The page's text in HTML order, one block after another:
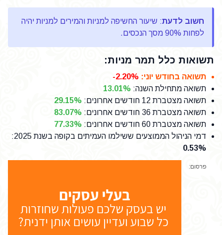
חשוב לדעת: שיעור החשיפה למניות והמירים למניות יהיה
לפחות 90% מסך הנכסים.
תשואות כלל תמר מניות:
תשואה בחודש יוני:
-2.20%
תשואה מתחילת השנה:
13.01%
תשואה מצטברת 12 חודשים אחרונים
:
29.15%
תשואה מצטברת 36 חודשים אחרונים
:
83.07%
תשואה מצטברת 60 חודשים אחרונים
:
77.33%
דמי הניהול הממוצעים ששילמו העמיתים בקופה בשנת 2025
:
0.53%
פרסום: